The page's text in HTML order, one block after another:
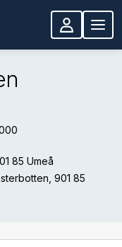
85 Umeå
, 901 85